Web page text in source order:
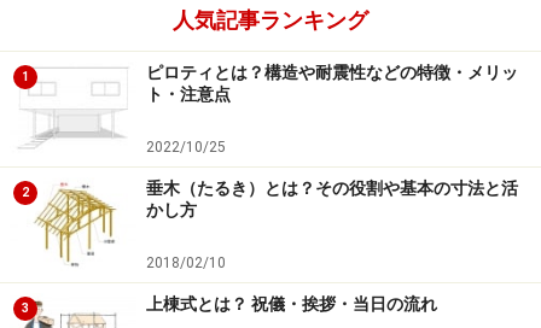
家の役割です。デザインのバランス、コストのバラン
ス、そして家づくりのプロセスを楽しむなど建築家のア
イデアを活かしながら進めていくことです。
家づくりの想い出が愛着をつくる
家づくりの想い出は、やがて家への愛着をつくってくれます
人気記事ランキング
1
ピロティとは？構造や耐震性などの特徴・メリッ
ト・注意点
2022/10/25
2
垂木（たるき）とは？その役割や基本の寸法と活
かし方
2018/02/10
3 上棟式とは？ 祝儀・挨拶・当日の流れ